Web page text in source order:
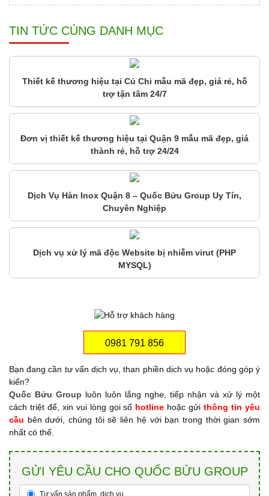
TIN TỨC CÙNG DANH MỤC
Thiết kế thương hiệu tại Củ Chi mẫu mã đẹp, giá rẻ, hỗ
trợ tận tâm 24/7
Đơn vị thiết kế thương hiệu tại Quận 9 mẫu mã đẹp, giá
thành rẻ, hỗ trợ 24/24
Dịch Vụ Hàn Inox Quận 8 – Quốc Bửu Group Uy Tín,
Chuyên Nghiệp
Dịch vụ xử lý mã độc Website bị nhiễm virut (PHP
MYSQL)
0981 791 856
Bạn đang cần tư vấn dịch vụ, than phiền dịch vụ hoặc đóng góp ý
kiến?
Quốc Bửu Group luôn luôn lắng nghe, tiếp nhận và xử lý một
cách triệt để, xin vui lòng gọi số hotline hoặc gửithông tin yêu
cầu bên dưới, chúng tôi sẽ liên hệ với bạn trong thời gian sớm
nhất có thể.
GỬI YÊU CẦU CHO QUỐC BỬU GROUP
Tư vấn sản phẩm, dịch vụ